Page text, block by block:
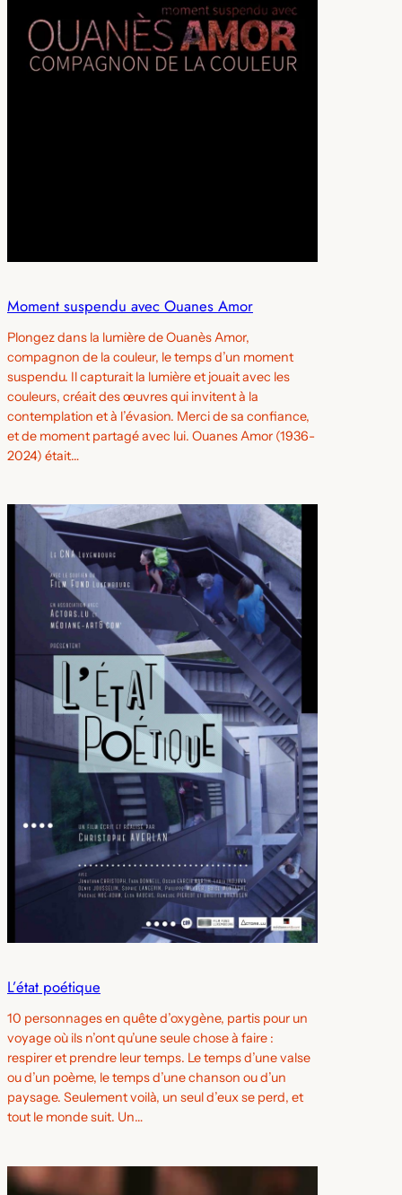
Moment suspendu avec Ouanes Amor
Plongez dans la lumière de Ouanès Amor,
compagnon de la couleur, le temps d’un moment
suspendu. Il capturait la lumière et jouait avec les
couleurs, créait des œuvres qui invitent à la
contemplation et à l’évasion. Merci de sa confiance,
et de moment partagé avec lui. Ouanes Amor (1936-
2024) était…
L’état poétique
10 personnages en quête d’oxygène, partis pour un
voyage où ils n’ont qu’une seule chose à faire :
respirer et prendre leur temps. Le temps d’une valse
ou d’un poème, le temps d’une chanson ou d’un
paysage. Seulement voilà, un seul d’eux se perd, et
tout le monde suit. Un…